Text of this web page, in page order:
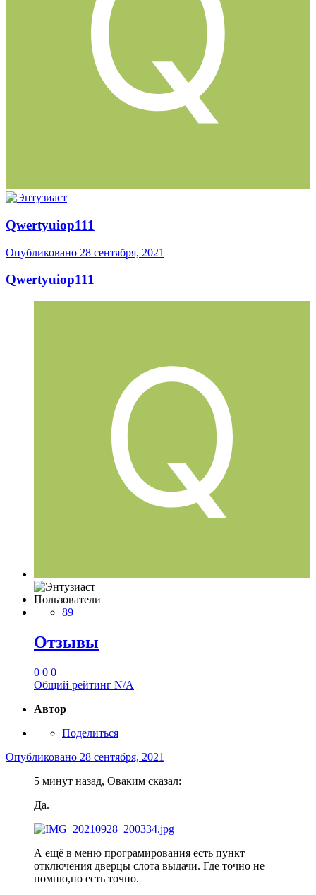
Qwertyuiop111
Опубликовано 28 сентября, 2021
Qwertyuiop111
Пользователи
89
Отзывы
0 0 0
Общий рейтинг N/A
Автор
Поделиться
Опубликовано 28 сентября, 2021
5 минут назад, Оваким сказал:
Да.
А ещё в меню програмирования есть пункт
отключения дверцы слота выдачи. Где точно не
помню,но есть точно.